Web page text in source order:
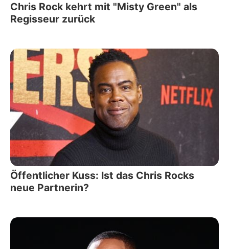
Chris Rock kehrt mit "Misty Green" als
Regisseur zurück
Öffentlicher Kuss: Ist das Chris Rocks
neue Partnerin?